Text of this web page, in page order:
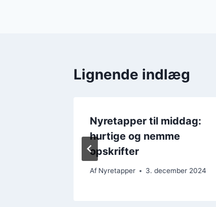
Lignende indlæg
Nyretapper til middag:
hurtige og nemme
opskrifter
Af Nyretapper 3. december 2024